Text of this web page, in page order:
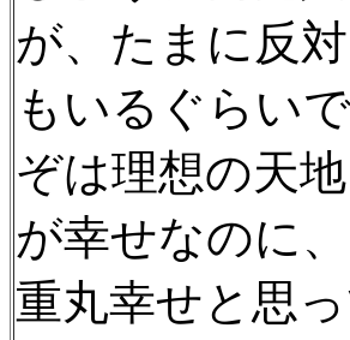
が、たまに反
もいるぐらい
ぞは理想の天
が幸せなのに
重丸幸せと思